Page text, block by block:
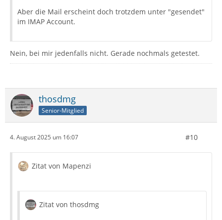
Aber die Mail erscheint doch trotzdem unter "gesendet"
im IMAP Account.
Nein, bei mir jedenfalls nicht. Gerade nochmals getestet.
thosdmg
Senior-Mitglied
4. August 2025 um 16:07 #10
Zitat von Mapenzi
Zitat von thosdmg